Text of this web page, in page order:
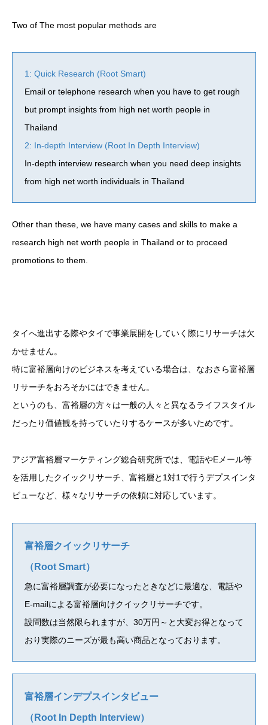
Two of The most popular methods are
1: Quick Research (Root Smart)
Email or telephone research when you have to get rough
but prompt insights from high net worth people in
Thailand
2: In-depth Interview (Root In Depth Interview)
In-depth interview research when you need deep insights
from high net worth individuals in Thailand
Other than these, we have many cases and skills to make a
research high net worth people in Thailand or to proceed
promotions to them.
タイへ進出する際やタイで事業展開をしていく際にリサーチは欠
かせません。
特に富裕層向けのビジネスを考えている場合は、なおさら富裕層
リサーチをおろそかにはできません。
というのも、富裕層の方々は一般の人々と異なるライフスタイル
だったり価値観を持っていたりするケースが多いためです。
アジア富裕層マーケティング総合研究所では、電話やEメール等
を活用したクイックリサーチ、富裕層と1対1で行うデプスインタ
ビューなど、様々なリサーチの依頼に対応しています。
富裕層クイックリサーチ
（Root Smart）
急に富裕層調査が必要になったときなどに最適な、電話や
E-mailによる富裕層向けクイックリサーチです。
設問数は当然限られますが、30万円～と大変お得となって
おり実際のニーズが最も高い商品となっております。
富裕層インデプスインタビュー
（Root In Depth Interview）